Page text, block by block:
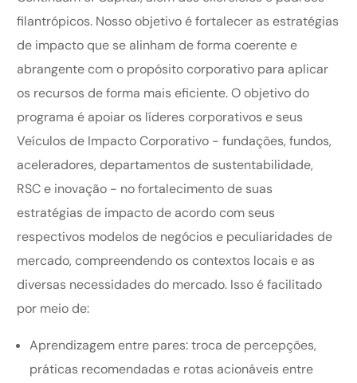
filantrópicos. Nosso objetivo é fortalecer as estratégias
de impacto que se alinham de forma coerente e
abrangente com o propósito corporativo para aplicar
os recursos de forma mais eficiente. O objetivo do
programa é apoiar os líderes corporativos e seus
Veículos de Impacto Corporativo - fundações, fundos,
aceleradores, departamentos de sustentabilidade,
RSC e inovação - no fortalecimento de suas
estratégias de impacto de acordo com seus
respectivos modelos de negócios e peculiaridades de
mercado, compreendendo os contextos locais e as
diversas necessidades do mercado. Isso é facilitado
por meio de:
Aprendizagem entre pares: troca de percepções,
práticas recomendadas e rotas acionáveis entre